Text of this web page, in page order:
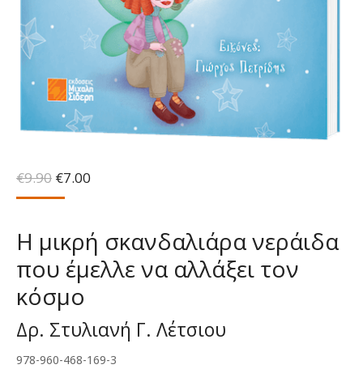
€9.90 Original
price
€9.90.
€7.00
είναι:
€7.00.
Η μικρή σκανδαλιάρα νεράιδα
που έμελλε να αλλάξει τον
κόσμο
Δρ. Στυλιανή Γ. Λέτσιου
978-960-468-169-3